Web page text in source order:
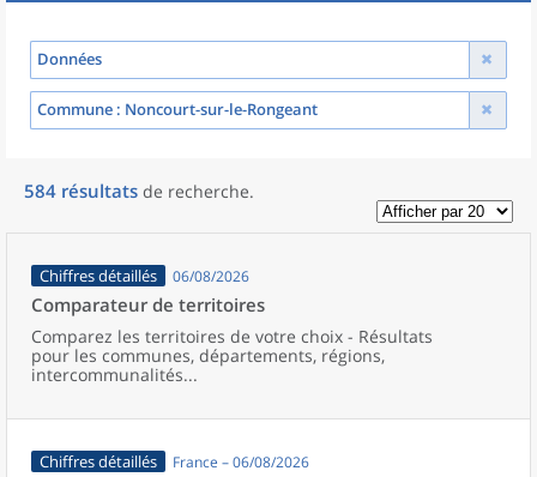
Données
Commune : Noncourt-sur-le-Rongeant
584 résultats de recherche.
Chiffres détaillés 06/08/2026
Comparateur de territoires
Comparez les territoires de votre choix - Résultats
pour les communes, départements, régions,
intercommunalités...
Chiffres détaillés France – 06/08/2026